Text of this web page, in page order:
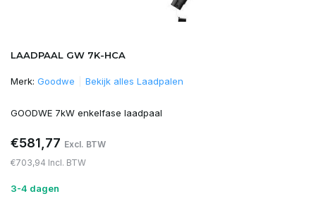
LAADPAAL GW 7K-HCA
Merk: Goodwe Bekijk alles Laadpalen
GOODWE 7kW enkelfase laadpaal
€581,77 Excl. BTW
€703,94 Incl. BTW
3-4 dagen